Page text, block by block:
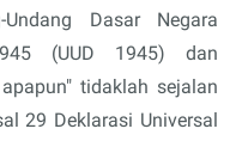
Dasar Negara
(UUD 1945) dan
tidaklah sejalan
29 Deklarasi Universal